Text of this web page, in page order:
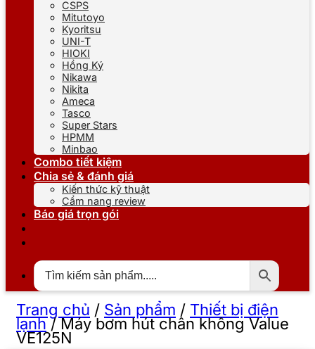
CSPS
Mitutoyo
Kyoritsu
UNI-T
HIOKI
Hồng Ký
Nikawa
Nikita
Ameca
Tasco
Super Stars
HPMM
Minbao
Combo tiết kiệm
Chia sẻ & đánh giá
Kiến thức kỹ thuật
Cẩm nang review
Báo giá trọn gói
Trang chủ / Sản phẩm / Thiết bị điện
lạnh/Máy bơm hút chân không Value
VE125N